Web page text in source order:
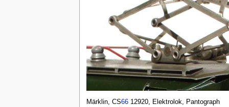
Märklin, CS6612920, Elektrolok, Pantograph